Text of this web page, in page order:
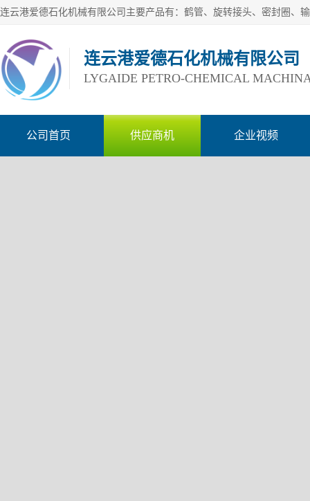
连云港爱德石化机械有限公司
LYGAIDE PETRO-CHEMICAL
公司首页 供应商机 企业视频